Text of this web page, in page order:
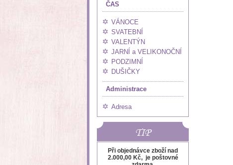
ČAS
VÁNOCE
SVATEBNÍ
VALENTÝN
JARNÍ a VELIKONOČNÍ
PODZIMNÍ
DUŠIČKY
Administrace
Adresa
TIP
Při objednávce zboží nad
2.000,00 Kč, je poštovné